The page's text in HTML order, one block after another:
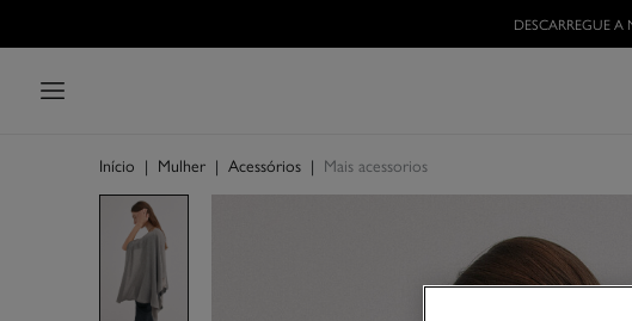
Início | Mulher | Acessórios | Mais acessorios